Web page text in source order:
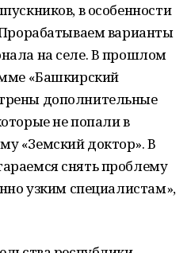
в особенности
варианты
на селе. В прошлом
«Башкирский
дополнительные
не попали в
«Земский доктор». В
снять проблему
узким специалистам»,